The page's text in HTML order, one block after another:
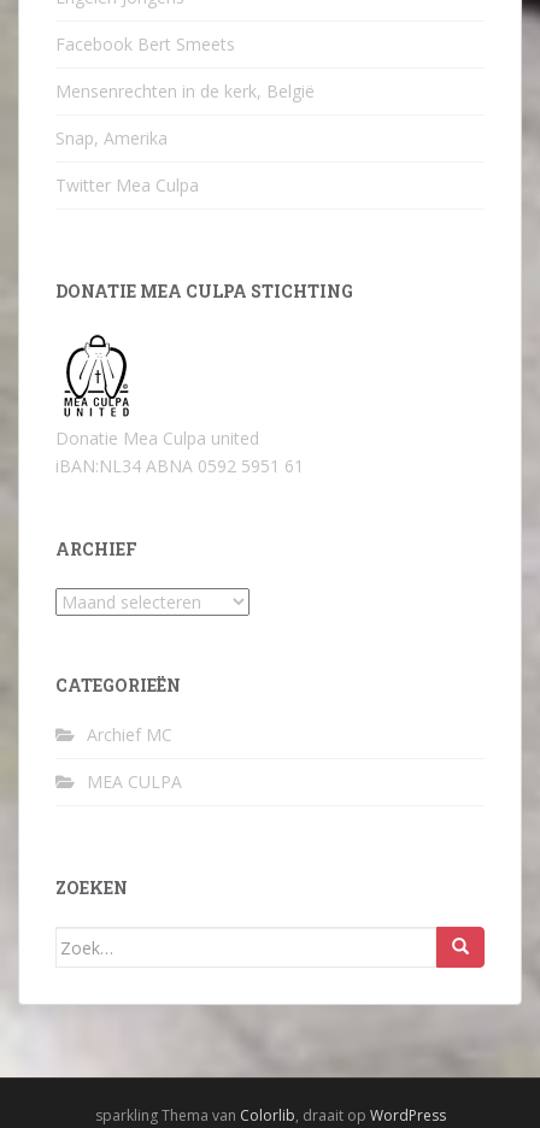
Facebook Bert Smeets
Mensenrechten in de kerk, België
Snap, Amerika
Twitter Mea Culpa
DONATIE MEA CULPA STICHTING
Donatie Mea Culpa united
iBAN:NL34 ABNA 0592 5951 61
ARCHIEF
Archief
CATEGORIEËN
Archief MC
MEA CULPA
ZOEKEN
Zoek
sparkling Thema van Colorlib, draait op WordPress